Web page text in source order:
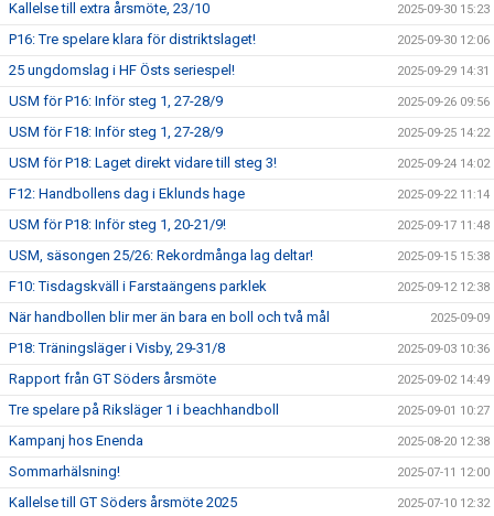
Kallelse till extra årsmöte, 23/10 2025-09-30 15:23
P16: Tre spelare klara för distriktslaget! 2025-09-30 12:06
25 ungdomslag i HF Östs seriespel! 2025-09-29 14:31
USM för P16: Inför steg 1, 27-28/9 2025-09-26 09:56
USM för F18: Inför steg 1, 27-28/9 2025-09-25 14:22
USM för P18: Laget direkt vidare till steg 3! 2025-09-24 14:02
F12: Handbollens dag i Eklunds hage 2025-09-22 11:14
USM för P18: Inför steg 1, 20-21/9! 2025-09-17 11:48
USM, säsongen 25/26: Rekordmånga lag deltar! 2025-09-15 15:38
F10: Tisdagskväll i Farstaängens parklek 2025-09-12 12:38
När handbollen blir mer än bara en boll och två mål 2025-09-09
P18: Träningsläger i Visby, 29-31/8 2025-09-03 10:36
Rapport från GT Söders årsmöte 2025-09-02 14:49
Tre spelare på Riksläger 1 i beachhandboll 2025-09-01 10:27
Kampanj hos Enenda 2025-08-20 12:38
Sommarhälsning! 2025-07-11 12:00
Kallelse till GT Söders årsmöte 2025 2025-07-10 12:32